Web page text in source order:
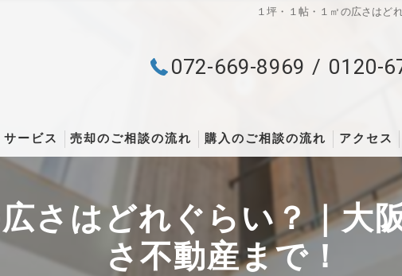
１坪・１帖・１㎡の広さはど
072-669-8969 0120-
サービス 売却のご相談の流れ 購入のご相談の流れ アクセス
さはどれぐらい？｜大
さ不動産まで！